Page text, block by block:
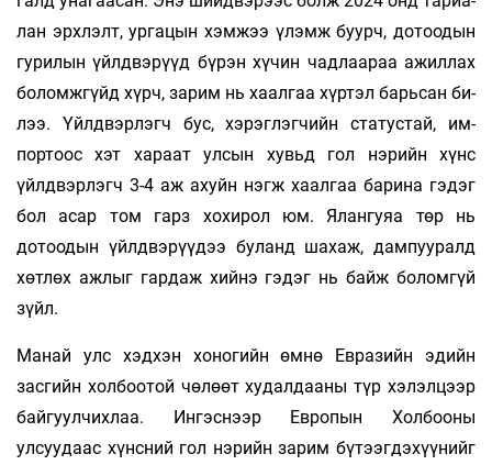
лан эрхлэлт, ургацын хэм­жээ үлэмж буурч, до­­­тоодын
гурилын үйлдвэ­рүүд бүрэн хүчин чад­­­лаараа ажиллах
боломж­гүйд хүрч, зарим нь хаал­­­­гаа хүртэл барьсан би­­
лээ. Үйлдвэрлэгч бус, хэ­­­рэг­­лэгчийн статустай, им­­
портоос хэт хараат улсын хувьд гол нэрийн хүнс
үйлдвэрлэгч 3-4 аж ахуйн нэгж хаалгаа ба­рина гэдэг
бол асар том гарз хохирол юм. Ялан­гуяа төр нь
дотоодын үйлд­­вэрүүдээ буланд шахаж, дампууралд
хөт­­­­лөх ажлыг гардаж хийнэ гэдэг нь байж болом­­­­­гүй
зүйл.
Манай улс хэдхэн хоногийн өмнө Евразийн эдийн
засгийн холбоотой чөлөөт худалдааны түр хэлэлцээр
байгуулчихлаа. Ингэснээр Ев­­­ро­­пын Хол­­бооны
улсуудаас хүнсний гол нэ­­рийн за­­­­рим бүтээгдэхүүнийг